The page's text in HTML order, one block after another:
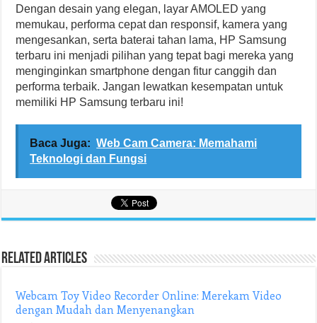
Dengan desain yang elegan, layar AMOLED yang
memukau, performa cepat dan responsif, kamera yang
mengesankan, serta baterai tahan lama, HP Samsung
terbaru ini menjadi pilihan yang tepat bagi mereka yang
menginginkan smartphone dengan fitur canggih dan
performa terbaik. Jangan lewatkan kesempatan untuk
memiliki HP Samsung terbaru ini!
Baca Juga: Web Cam Camera: Memahami
Teknologi dan Fungsi
Related Articles
Webcam Toy Video Recorder Online: Merekam Video
dengan Mudah dan Menyenangkan